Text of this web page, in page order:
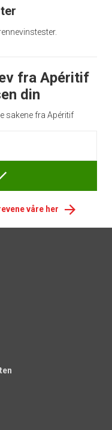
fra Apéritif
din
sakene fra Apéritif
våre her